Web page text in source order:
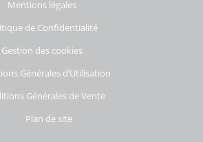
Mentions légales
de Confidentialité
Gestion des cookies
Générales d’Utilisation
Générales de Vente
Plan de site